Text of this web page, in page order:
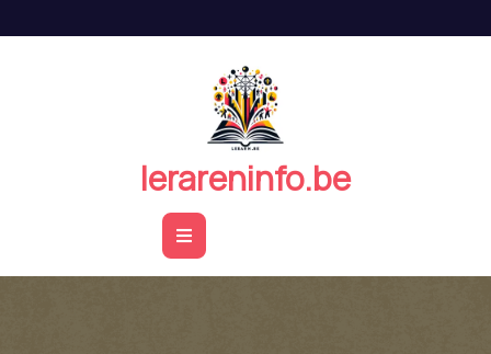
de
lerareninfo.be
Open
Button